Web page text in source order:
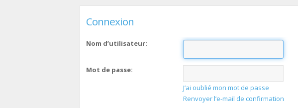
Connexion
Nom d’utilisateur:
Mot de passe:
J’ai oublié mon mot de passe
Renvoyer l’e-mail de confirmation